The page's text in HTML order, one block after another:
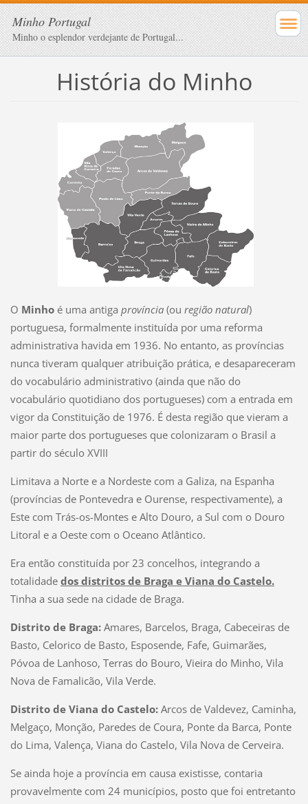
Minho Portugal
Minho o esplendor verdejante de Portugal...
História do Minho
O Minhoé uma antiga província(ou região natural)
portuguesa, formalmente instituída por uma reforma
administrativa havida em 1936. No entanto, as províncias
nunca tiveram qualquer atribuição prática, e desapareceram
do vocabulário administrativo (ainda que não do
vocabulário quotidiano dos portugueses) com a entrada em
vigor da Constituição de 1976. É desta região que vieram a
maior parte dos portugueses que colonizaram o Brasil a
partir do século XVIII
Limitava a Norte e a Nordeste com a Galiza, na Espanha
(províncias de Pontevedra e Ourense, respectivamente), a
Este com Trás-os-Montes e Alto Douro, a Sul com o Douro
Litoral e a Oeste com o Oceano Atlântico.
Era então constituída por 23 concelhos, integrando a
totalidade dos distritos de Braga e Viana do Castelo.
Tinha a sua sede na cidade de Braga.
Distrito de Braga:Amares, Barcelos, Braga, Cabeceiras de
Basto, Celorico de Basto, Esposende, Fafe, Guimarães,
Póvoa de Lanhoso, Terras do Bouro, Vieira do Minho, Vila
Nova de Famalicão, Vila Verde.
Distrito de Viana do Castelo:Arcos de Valdevez, Caminha,
Melgaço, Monção, Paredes de Coura, Ponte da Barca, Ponte
do Lima, Valença, Viana do Castelo, Vila Nova de Cerveira.
Se ainda hoje a província em causa existisse, contaria
provavelmente com 24 municípios, posto que foi entretanto